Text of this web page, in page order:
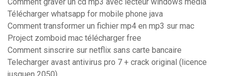
Comment graver un cd mp3 avec lecteur windows media
Télécharger whatsapp for mobile phone java
Comment transformer un fichier mp4 en mp3 sur mac
Project zomboid mac télécharger free
Comment sinscrire sur netflix sans carte bancaire
Telecharger avast antivirus pro 7 + crack original (licence